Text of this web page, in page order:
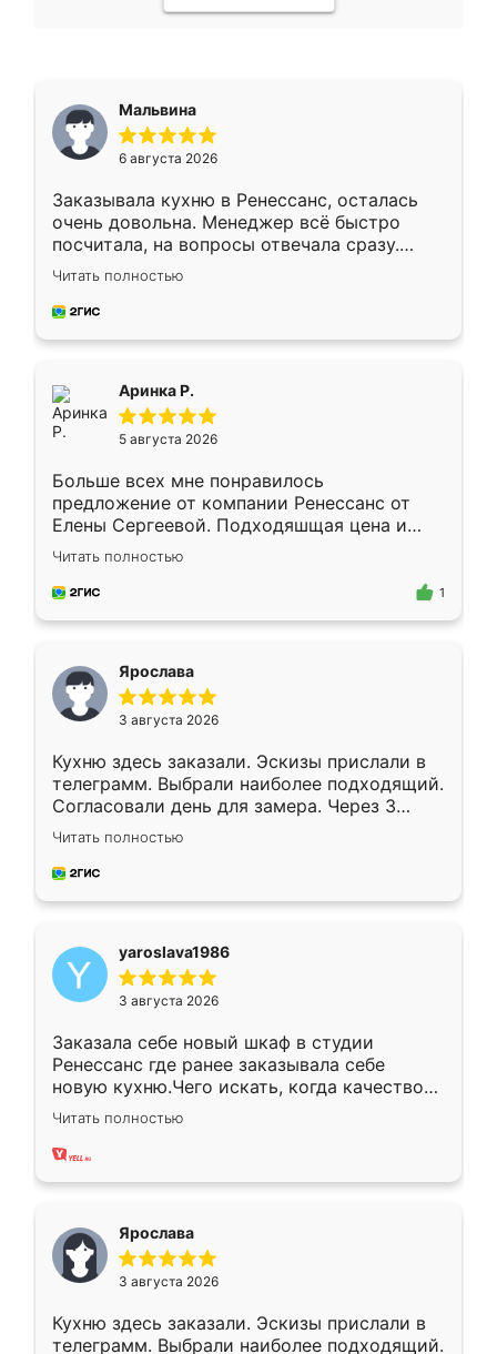
Мальвина
6 августа 2026
Заказывала кухню в Ренессанс, осталась
очень довольна. Менеджер всё быстро
посчитала, на вопросы отвечала сразу.
Замерщик приехал в субботу, подошёл к
делу со всей ответственностью. Собрали
за день, ребята работали аккуратно, даже
Читать полностью
Аринка Р.
5 августа 2026
Больше всех мне понравилось
предложение от компании Ренессанс от
Елены Сергеевой. Подходяшщая цена и
короткие сроки изготовления. Приехавший
для замера сотрудник Владислав
предложил по моему эскизу самый
Читать полностью
1
Ярослава
3 августа 2026
Кухню здесь заказали. Эскизы прислали в
телеграмм. Выбрали наиболее подходящий.
Согласовали день для замера. Через 3
недели кухня была уже готова. Остались
довольны работой. Спасибо Ренессанс
мебель за качественную работу!
Читать полностью
yaroslava1986
3 августа 2026
Заказала себе новый шкаф в студии
Ренессанс где ранее заказывала себе
новую кухню.Чего искать, когда качеством
вполне довольна. Служит кухня уже почти
два года, нареканий нет.
Читать полностью
Ярослава
3 августа 2026
Кухню здесь заказали. Эскизы прислали в
телеграмм. Выбрали наиболее подходящий.